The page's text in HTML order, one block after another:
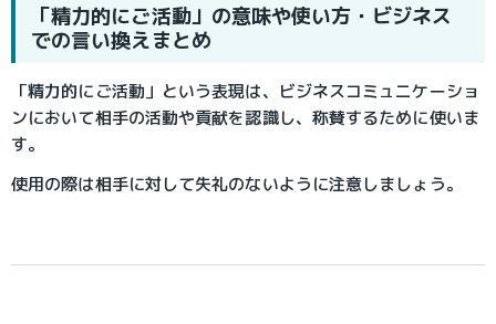
「精力的にご活動」の意味や使い方・ビジネス
での言い換えまとめ
「精力的にご活動」という表現は、ビジネスコミュニケーショ
ンにおいて相手の活動や貢献を認識し、称賛するために使いま
す。
使用の際は相手に対して失礼のないように注意しましょう。